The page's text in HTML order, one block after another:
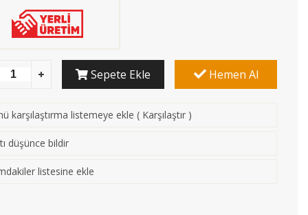
Sepete Ekle Hemen Al
karşılaştırma listemeye ekle ( Karşılaştır )
düşünce bildir
listesine ekle